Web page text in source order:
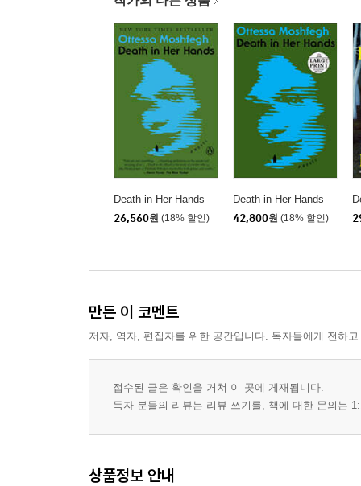
Death in Her Hands
26,560원 (18% 할인)
Death in Her Hands
42,800원 (18% 할인)
만든 이 코멘트
저자, 역자, 편집자를 위한 공간입니다. 독자들에게 전하
접수된 글은 확인을 거쳐 이 곳에 게재됩니다.
독자 분들의 리뷰는 리뷰 쓰기를, 책에 대한 문의는
상품정보 안내